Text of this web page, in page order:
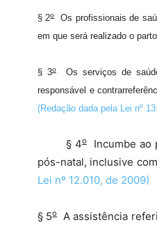
§ 2oOs profissionais de
em que será realizado o
§ 3oOs serviços de saúde
responsável e
(Redação dada pela Lei nº
§ 4oIncumbe ao
pós-natal, inclusive
Lei nº 12.010, de 2009)
§ 5oA assistência